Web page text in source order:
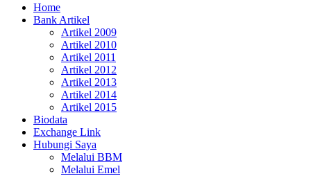
Jamal Rafaie | Memimpin
Pemikiran
"Memimpin Pemikiran"
Home
Bank Artikel
Artikel 2009
Artikel 2010
Artikel 2011
Artikel 2012
Artikel 2013
Artikel 2014
Artikel 2015
Biodata
Exchange Link
Hubungi Saya
Melalui BBM
Melalui Emel